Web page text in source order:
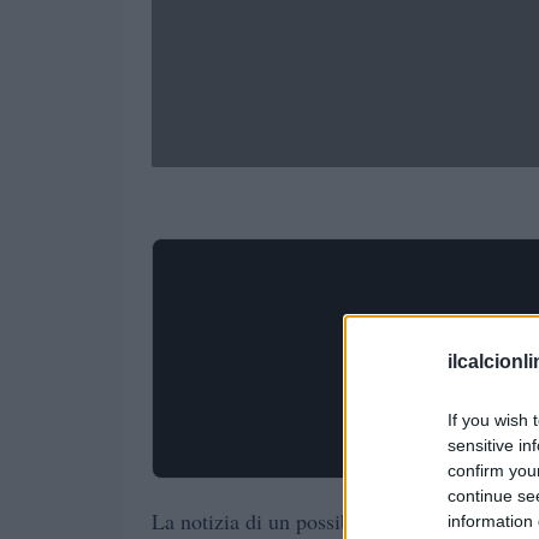
If you wish
sensitive
confirm
continue
information
La notizia di un possibile trasferimento di